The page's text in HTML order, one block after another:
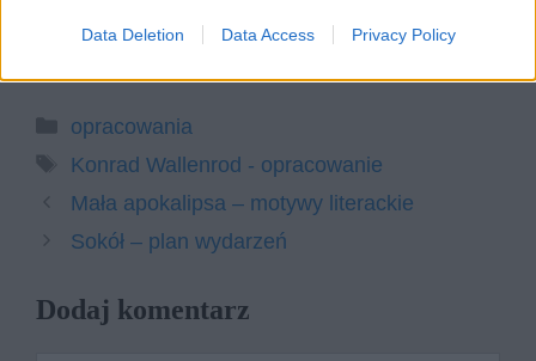
Data Deletion Data Access Privacy Policy
wybrany kontekst.
Kategorie
opracowania
Tagi
Konrad Wallenrod - opracowanie
Mała apokalipsa – motywy literackie
Sokół – plan wydarzeń
Dodaj komentarz